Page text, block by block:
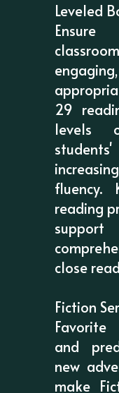
Leveled
29
levels
fluency.
reading
close
Fiction
and
new
make